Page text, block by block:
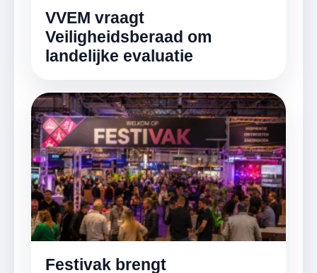
VVEM vraagt
Veiligheidsberaad om
landelijke evaluatie
Festivak brengt